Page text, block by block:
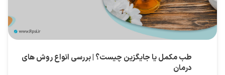
طب مکمل یا جایگزین چیست؟ | بررسی انواع روش های
درمان